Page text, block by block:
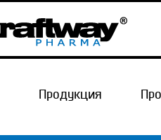
Продукция